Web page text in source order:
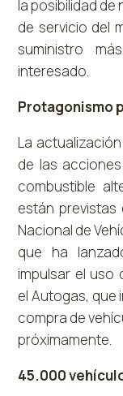
la posibilidad
de servicio del
suministro
interesado.
Protagonismo
La
de las
combustible
están
Nacional de
que ha
impulsar el uso
el Autogas, que
compra de
próximamente.
45.000